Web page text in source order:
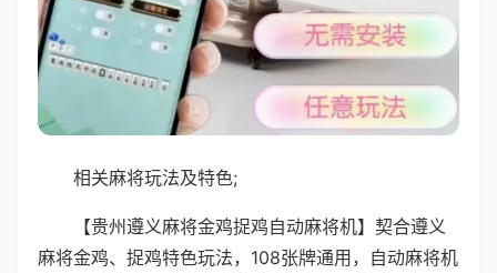
相关麻将玩法及特色;
【贵州遵义麻将金鸡捉鸡自动麻将机】契合遵义
麻将金鸡、捉鸡特色玩法，108张牌通用，自动麻将机